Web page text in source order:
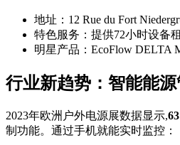
地址：12 Rue du Fort
特色服务：提供72小时设备
明星产品：EcoFlow DELTA
行业新趋势：智能能
2023年欧洲户外电源展数据显示,
制功能。通过手机就能实时监控：